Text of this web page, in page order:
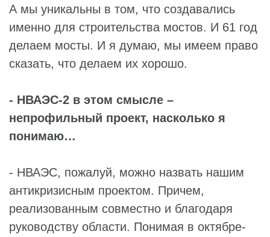
А мы уникальны в том, что создавались
именно для строительства мостов. И 61 год
делаем мосты. И я думаю, мы имеем право
сказать, что делаем их хорошо.
- НВАЭС-2 в этом смысле –
непрофильный проект, насколько я
понимаю…
- НВАЭС, пожалуй, можно назвать нашим
антикризисным проектом. Причем,
реализованным совместно и благодаря
руководству области. Понимая в октябре-